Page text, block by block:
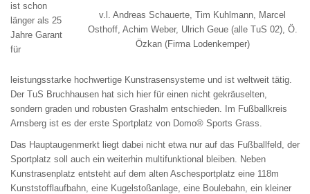
v.l. Andreas Schauerte, Tim Kuhlmann, Marcel
Osthoff, Achim Weber, Ulrich Geue (alle TuS 02), Ö.
Özkan (Firma Lodenkemper)
ist schon
länger als 25
Jahre Garant
für
leistungsstarke hochwertige Kunstrasensysteme und ist weltweit tätig.
Der TuS Bruchhausen hat sich hier für einen nicht gekräuselten,
sondern graden und robusten Grashalm entschieden. Im Fußballkreis
Arnsberg ist es der erste Sportplatz von Domo® Sports Grass.
Das Hauptaugenmerkt liegt dabei nicht etwa nur auf das Fußballfeld, der
Sportplatz soll auch ein weiterhin multifunktional bleiben. Neben
Kunstrasenplatz entsteht auf dem alten Aschesportplatz eine 118m
Kunststofflaufbahn, eine Kugelstoßanlage, eine Boulebahn, ein kleiner